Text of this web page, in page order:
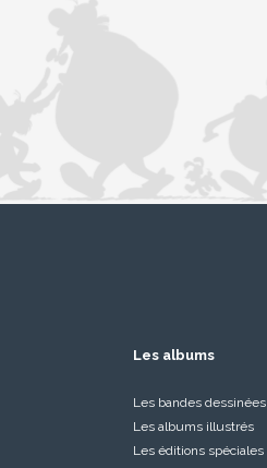
Les albums
Les bandes dessinées
Les albums illustrés
Les éditions spéciales